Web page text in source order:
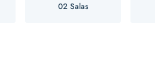
02 Salas